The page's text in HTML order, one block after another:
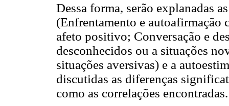
Dessa forma, serão explanadas
(Enfrentamento e autoafirmação
afeto positivo; Conversação e
desconhecidos ou a situações
situações aversivas) e a
discutidas as diferenças
como as correlações encontradas.